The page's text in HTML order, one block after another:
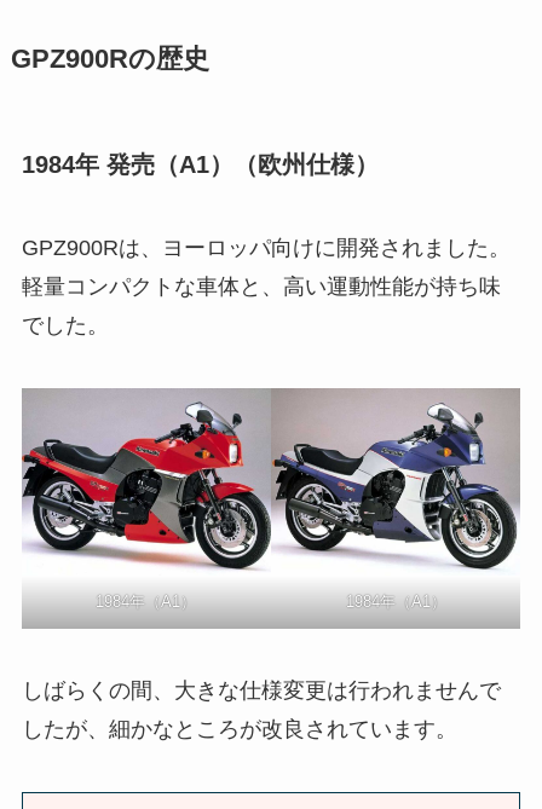
GPZ900Rの歴史
1984年 発売（A1）（欧州仕様）
GPZ900Rは、ヨーロッパ向けに開発されました。
軽量コンパクトな車体と、高い運動性能が持ち味
でした。
1984年（A1） 1984年（A1）
しばらくの間、大きな仕様変更は行われませんで
したが、細かなところが改良されています。